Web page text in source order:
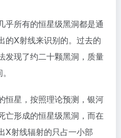
所有的恒星级黑洞都是通
的X射线来识别的。过去的
发现了约二十颗黑洞，质量
星，按照理论预测，银河
亡形成的恒星级黑洞，而在
X射线辐射的只占一小部